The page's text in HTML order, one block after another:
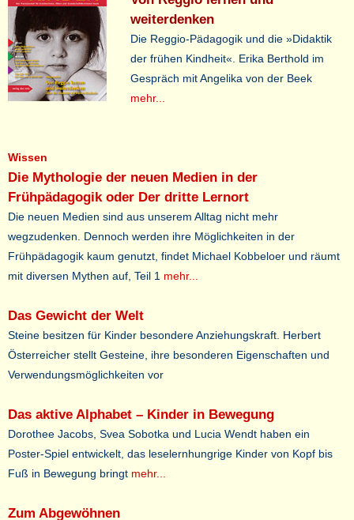
weiterdenken
Die Reggio-Pädagogik und die »Didaktik
der frühen Kindheit«. Erika Berthold im
Gespräch mit Angelika von der Beek
mehr...
Wissen
Die Mythologie der neuen Medien in der
Frühpädagogik oder Der dritte Lernort
Die neuen Medien sind aus unserem Alltag nicht mehr
wegzudenken. Dennoch werden ihre Möglichkeiten in der
Frühpädagogik kaum genutzt, findet Michael Kobbeloer und räumt
mit diversen Mythen auf, Teil 1 mehr...
Das Gewicht der Welt
Steine besitzen für Kinder besondere Anziehungskraft. Herbert
Österreicher stellt Gesteine, ihre besonderen Eigenschaften und
Verwendungsmöglichkeiten vor
Das aktive Alphabet – Kinder in Bewegung
Dorothee Jacobs, Svea Sobotka und Lucia Wendt haben ein
Poster-Spiel entwickelt, das leselernhungrige Kinder von Kopf bis
Fuß in Bewegung bringt mehr...
Zum Abgewöhnen